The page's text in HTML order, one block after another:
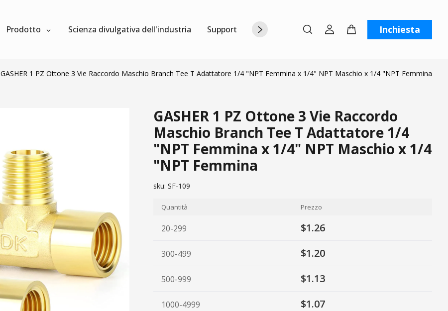
Prodotto Scienza divulgativa dell'industria Supporto Chi siamo Contattaci Inchiesta
GASHER 1 PZ Ottone 3 Vie Raccordo Maschio Branch Tee T Adattatore 1/4 "NPT Femmina x 1/4" NPT Maschio x 1/4 "NPT Femmina
GASHER 1 PZ Ottone 3 Vie Raccordo
Maschio Branch Tee T Adattatore 1/4
"NPT Femmina x 1/4" NPT Maschio x 1/4
"NPT Femmina
sku: SF-109
Quantità Prezzo
20-299 $1.26
300-499 $1.20
500-999 $1.13
1000-4999 $1.07